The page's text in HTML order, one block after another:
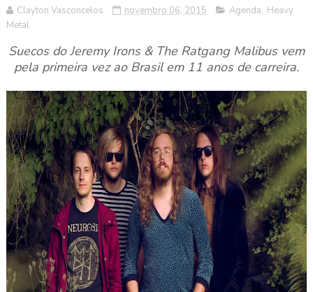
Clayton Vasconcelos novembro 06, 2015 Agenda, Heavy
Metal
Suecos do Jeremy Irons & The Ratgang Malibus vem
pela primeira vez ao Brasil em 11 anos de carreira.